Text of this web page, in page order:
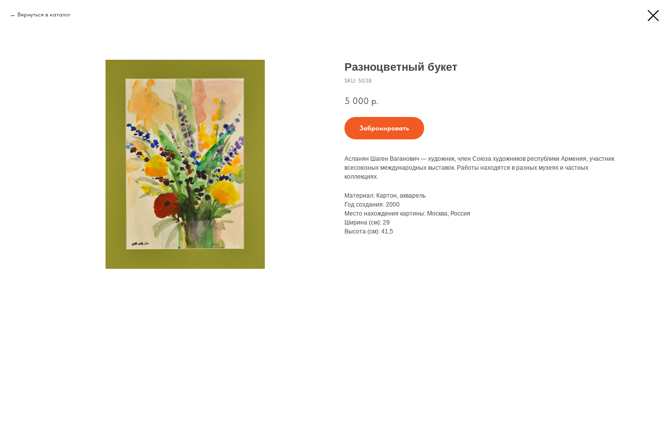
Вернуться в каталог
Разноцветный букет
SKU: 5038
5 000 р.
Забронировать
Асланян Шаген Ваганович — художник, член Союза художников республики Армения, участник
всесоюзных международных выставок. Работы находятся в разных музеях и частных
коллекциях.
Материал: Картон, акварель
Год создания: 2000
Место нахождения картины: Москва, Россия
Ширина (см): 29
Высота (см): 41,5